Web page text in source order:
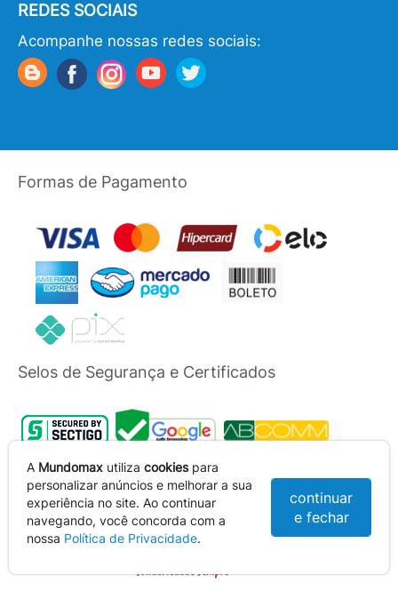
REDES SOCIAIS
Acompanhe nossas redes sociais:
Formas de Pagamento
Selos de Segurança e Certificados
A Mundomax utiliza cookiespara
personalizar anúncios e melhorar a sua
experiência no site. Ao continuar
navegando, você concorda com a
nossa Política de Privacidade.
continuar
e fechar